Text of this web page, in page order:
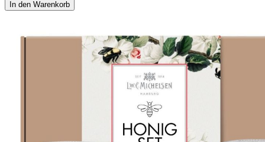
In den Warenkorb